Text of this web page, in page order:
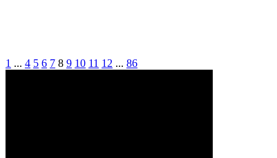
1 ... 4 5 6 7 8 9 10 11 12 ... 86